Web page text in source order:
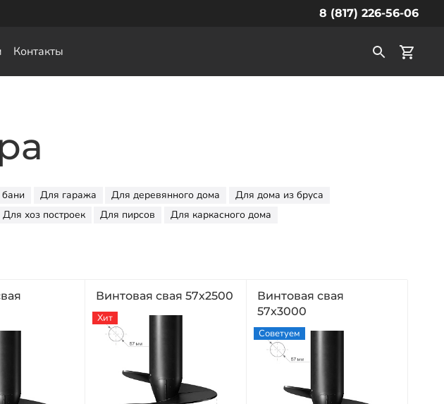
8 (817) 226-56-06
Контакты
Для гаража Для деревянного дома
Для дома из бруса
Для хоз построек Для пирсов
Для каркасного дома
Винтовая свая 57х2500
Хит
Винтовая свая
57х3000
Советуем